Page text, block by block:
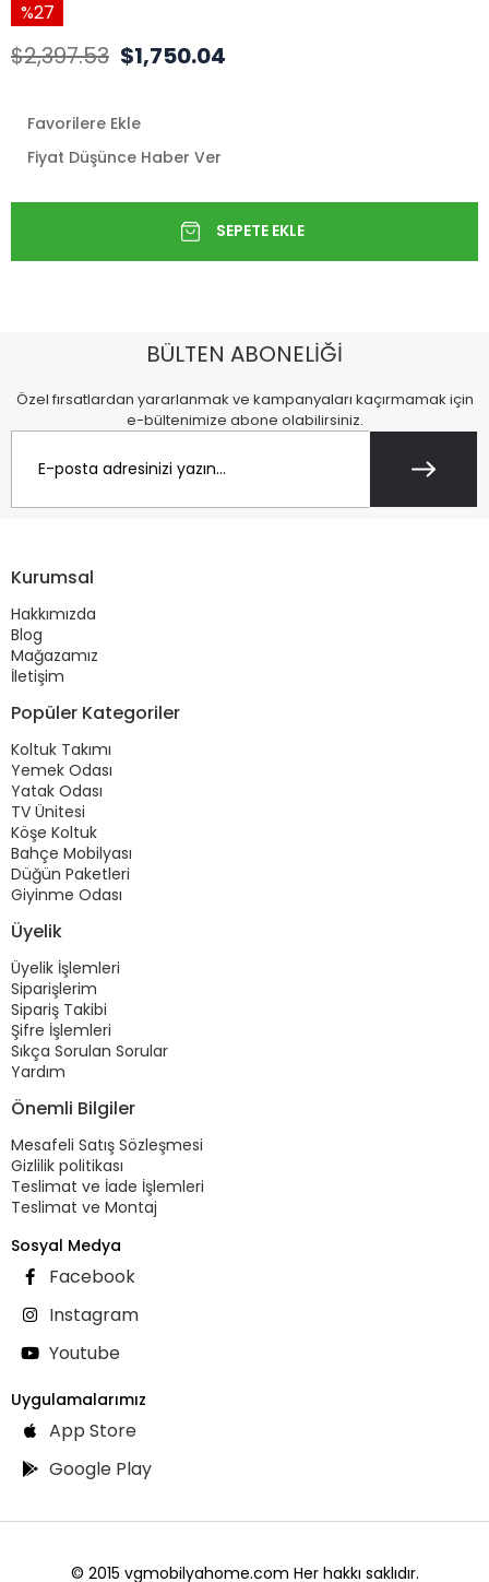
27
$2,397.53 $1,750.04
Favorilere Ekle
Fiyat Düşünce Haber Ver
BÜLTEN ABONELİĞİ
Özel fırsatlardan yararlanmak ve kampanyaları kaçırmamak için
e-bültenimize abone olabilirsiniz.
Kurumsal
Hakkımızda
Blog
Mağazamız
İletişim
Popüler Kategoriler
Koltuk Takımı
Yemek Odası
Yatak Odası
TV Ünitesi
Köşe Koltuk
Bahçe Mobilyası
Düğün Paketleri
Giyinme Odası
Üyelik
Üyelik İşlemleri
Siparişlerim
Sipariş Takibi
Şifre İşlemleri
Sıkça Sorulan Sorular
Yardım
Önemli Bilgiler
Mesafeli Satış Sözleşmesi
Gizlilik politikası
Teslimat ve İade İşlemleri
Teslimat ve Montaj
Sosyal Medya
Facebook
Instagram
Youtube
Uygulamalarımız
App Store
Google Play
© 2015 vgmobilyahome.com Her hakkı saklıdır.